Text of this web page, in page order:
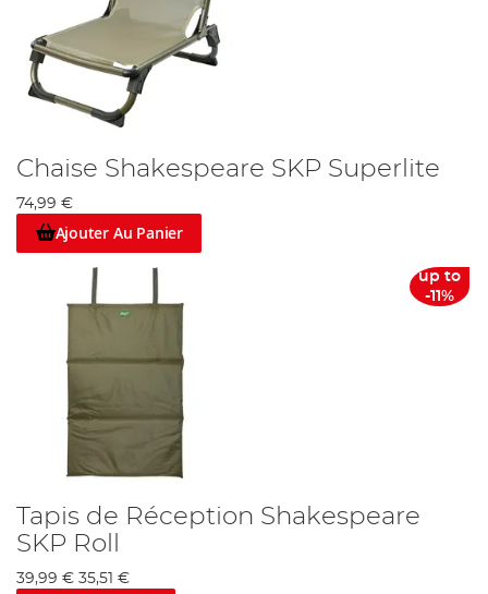
Chaise Shakespeare SKP Superlite
74,99 €
Ajouter Au Panier
up to
-11%
Tapis de Réception Shakespeare
SKP Roll
39,99 € 35,51 €